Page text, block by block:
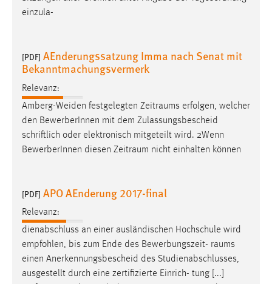
einzula-
[PDF] AEnderungssatzung Imma nach Senat mit
Bekanntmachungsvermerk
Relevanz:
Amberg-Weiden festgelegten Zeitraums erfolgen, welcher
den BewerberInnen mit dem Zulassungsbescheid
schriftlich oder elektronisch mitgeteilt wird. 2Wenn
BewerberInnen diesen Zeitraum nicht einhalten können
[PDF] APO AEnderung 2017-final
Relevanz:
dienabschluss an einer ausländischen Hochschule wird
empfohlen, bis zum Ende des Bewerbungszeit- raums
einen Anerkennungsbescheid des Studienabschlusses,
ausgestellt durch eine zertifizierte Einrich- tung [...]
Zweck:
3 Monate
Facebook Pixel
Name:
_fbp
Anbieter:
Zweck:
Cookie Laufzeit:
3 Monate